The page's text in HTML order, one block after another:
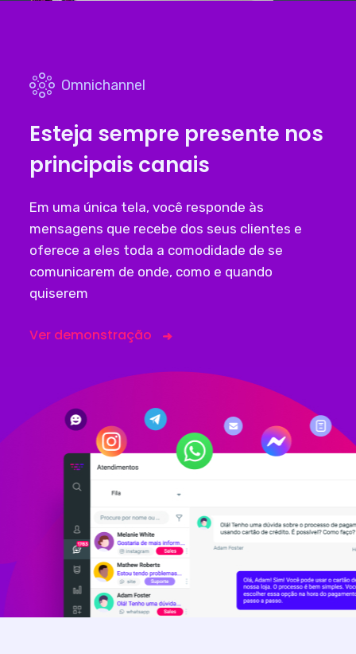
Omnichannel
Esteja sempre presente nos
principais canais
Em uma única tela, você responde às
mensagens que recebe dos seus clientes e
oferece a eles toda a comodidade de se
comunicarem de onde, como e quando
quiserem
Ver demonstração